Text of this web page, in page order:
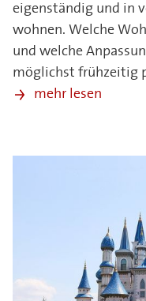
eigenständig und in
wohnen. Welche
und welche
möglichst frühzeitig
mehr lesen